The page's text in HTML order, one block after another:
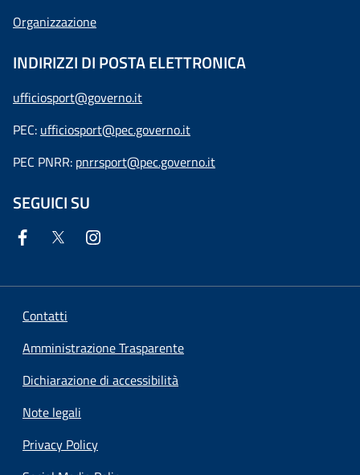
Organizzazione
INDIRIZZI DI POSTA ELETTRONICA
ufficiosport@governo.it
PEC: ufficiosport@pec.governo.it
PEC PNRR: pnrrsport@pec.governo.it
SEGUICI SU
Contatti
Amministrazione Trasparente
Dichiarazione di accessibilità
Note legali
Privacy Policy